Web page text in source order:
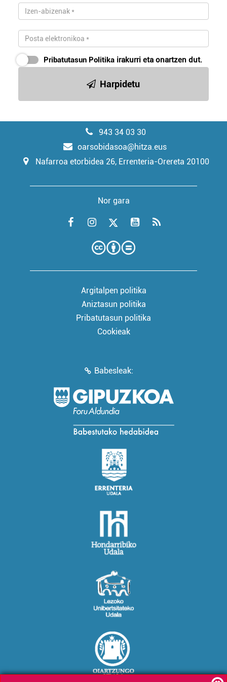
Pribatutasun Politika irakurri eta onartzen dut.
Harpidetu
943 34 03 30
oarsobidasoa@hitza.eus
Nafarroa etorbidea 26, Errenteria-Orereta 20100
Nor gara
Argitalpen politika
Aniztasun politika
Pribatutasun politika
Cookieak
Babesleak: